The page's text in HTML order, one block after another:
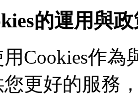
的運用與
Cookies作
更好的服務